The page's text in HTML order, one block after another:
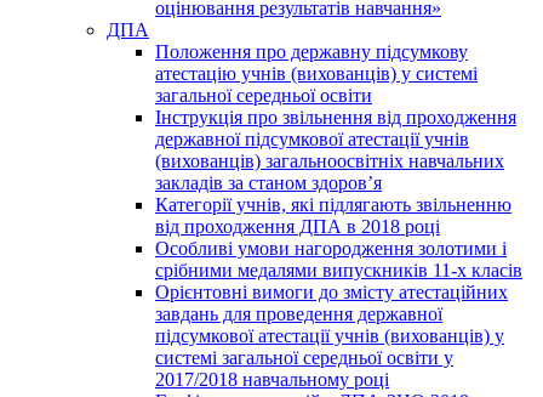
оцінювання результатів навчання»
ДПА
Положення про державну підсумкову
атестацію учнів (вихованців) у системі
загальної середньої освіти
Інструкція про звільнення від проходження
державної підсумкової атестації учнів
(вихованців) загальноосвітніх навчальних
закладів за станом здоров’я
Категорії учнів, які підлягають звільненню
від проходження ДПА в 2018 році
Особливі умови нагородження золотими і
срібними медалями випускників 11-х класів
Орієнтовні вимоги до змісту атестаційних
завдань для проведення державної
підсумкової атестації учнів (вихованців) у
системі загальної середньої освіти у
2017/2018 навчальному році